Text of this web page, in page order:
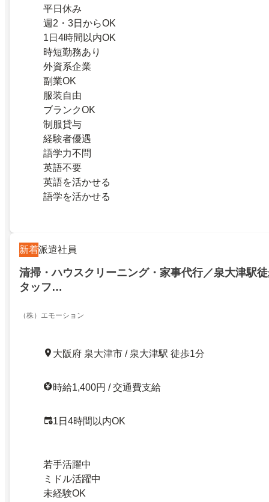
平日休み
週2・3日からOK
1日4時間以内OK
時短勤務あり
外資系企業
副業OK
服装自由
ブランクOK
制服貸与
経験者優遇
語学力不問
英語不要
英語を活かせる
語学を活かせる
新着派遣社員
清掃・ハウスクリーニング・家事代行／泉大津駅
タッフ…
（株）エモーション
大阪府 泉大津市 / 泉大津駅 徒歩1分
時給1,400円 / 交通費支給
1日4時間以内OK
若手活躍中
ミドル活躍中
未経験OK